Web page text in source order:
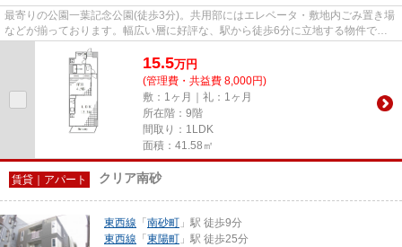
最寄りの公園一葉記念公園(徒歩3分)。共用部にはエレベータ・敷地内ごみ置き場
などが揃っております。幅広い層に好評な、駅から徒歩6分に立地する物件で
す。周辺環境も良好で、魅力的...
15.5万円
(管理費・共益費 8,000円)
敷：1ヶ月｜礼：1ヶ月
所在階：9階
間取り：1LDK
面積：41.58㎡
賃貸｜アパート クリア南砂
東西線 「 南砂町 」駅 徒歩9分
東西線 「 東陽町 」駅 徒歩25分